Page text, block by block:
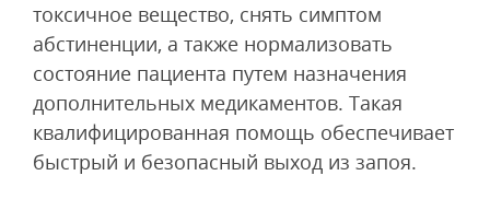
токсичное вещество, снять симптом
абстиненции, а также нормализовать
состояние пациента путем назначения
дополнительных медикаментов. Такая
квалифицированная помощь обеспечивает
быстрый и безопасный выход из запоя.